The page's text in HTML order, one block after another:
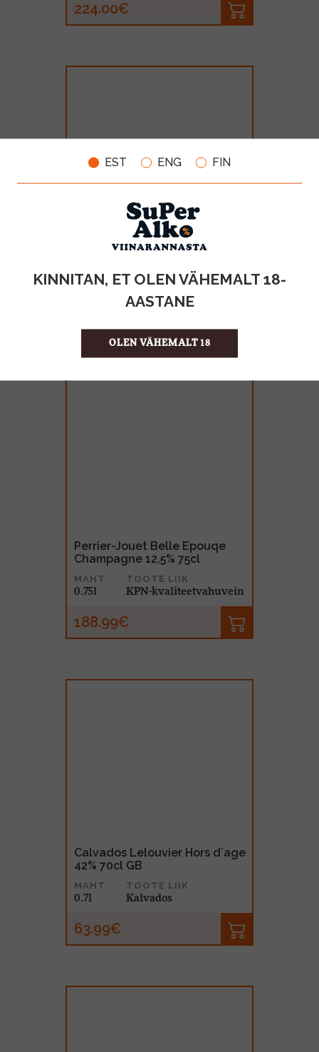
EST ENG FIN
KINNITAN, ET OLEN VÄHEMALT 18-
AASTANE
OLEN VÄHEMALT 18
224.00€
Reviseur Single Estate Cognac
VSOP 40% 70cl+klaasid GB
MAHT
0.7l
TOOTE LIIK
Cognac
Perrier-Jouet Belle Epouqe
Champagne 12,5% 75cl
MAHT
0.75l
TOOTE LIIK
KPN-kvaliteetvahuvein
188.99€
Calvados Lelouvier Hors d´age
42% 70cl GB
MAHT
0.7l
TOOTE LIIK
Kalvados
63.99€